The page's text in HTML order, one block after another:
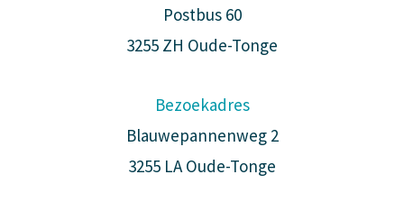
Postbus 60
3255 ZH Oude-Tonge
Bezoekadres
Blauwepannenweg 2
3255 LA Oude-Tonge